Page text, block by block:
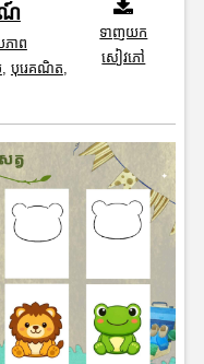
ណ៍
ភាព
, បុរេគណិត,
ទាញយក
សៀវភៅ